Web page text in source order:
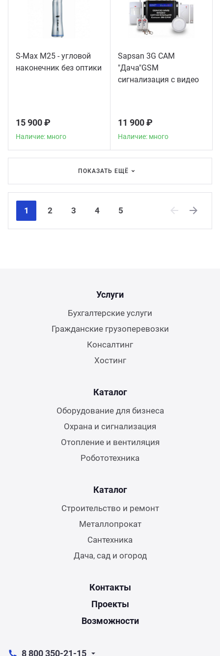
S-Max M25 - угловой
наконечник без оптики
15 900 ₽
Наличие: много
Sapsan 3G CAM
"Дача"GSM
сигнализация с видео
11 900 ₽
Наличие: много
ПОКАЗАТЬ ЕЩЁ
1 2 3 4
5
Услуги
Бухгалтерские услуги
Гражданские грузоперевозки
Консалтинг
Хостинг
Каталог
Оборудование для бизнеса
Охрана и сигнализация
Отопление и вентиляция
Робототехника
Каталог
Строительство и ремонт
Металлопрокат
Сантехника
Дача, сад и огород
Контакты
Проекты
Возможности
8 800 350-21-15